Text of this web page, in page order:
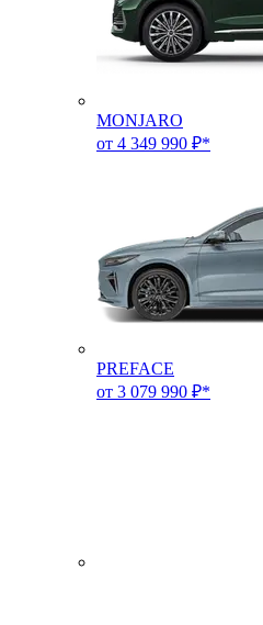
MONJARO
от 4 349 990 ₽*
PREFACE
от 3 079 990 ₽*